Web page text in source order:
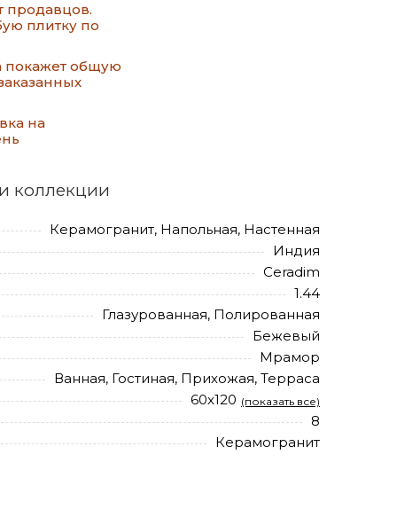
продавцов.
плитку по
покажет общую
на
коллекции
Керамогранит, Напольная, Настенная
Индия
Ceradim
1.44
Глазурованная, Полированная
Бежевый
Мрамор
Ванная, Гостиная, Прихожая, Терраса
60x120 (показать все)
8
Керамогранит